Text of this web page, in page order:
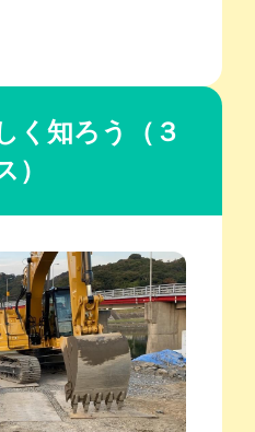
く知ろう（３
）